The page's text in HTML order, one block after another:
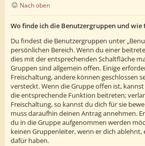
Nach oben
Wo finde ich die Benutzergruppen und wie
Du findest die Benutzergruppen unter
persönlichen Bereich. Wenn du einer
dies mit der entsprechenden Schaltfläche
Gruppen sind allgemein offen. Einige
Freischaltung, andere können geschlossen
versteckt. Wenn die Gruppe offen ist,
die entsprechende Funktion beitreten;
Freischaltung, so kannst du dich für sie
muss daraufhin deinen Antrag annehmen.
du in die Gruppe aufgenommen werden
keinen Gruppenleiter, wenn er dich ablehnt,
dafür haben.